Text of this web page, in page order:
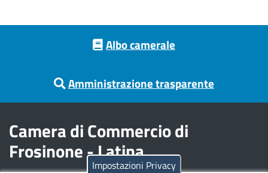
Albo camerale
Amministrazione trasparente
Camera di Commercio di
Frosinone - Latina
Impostazioni Privacy